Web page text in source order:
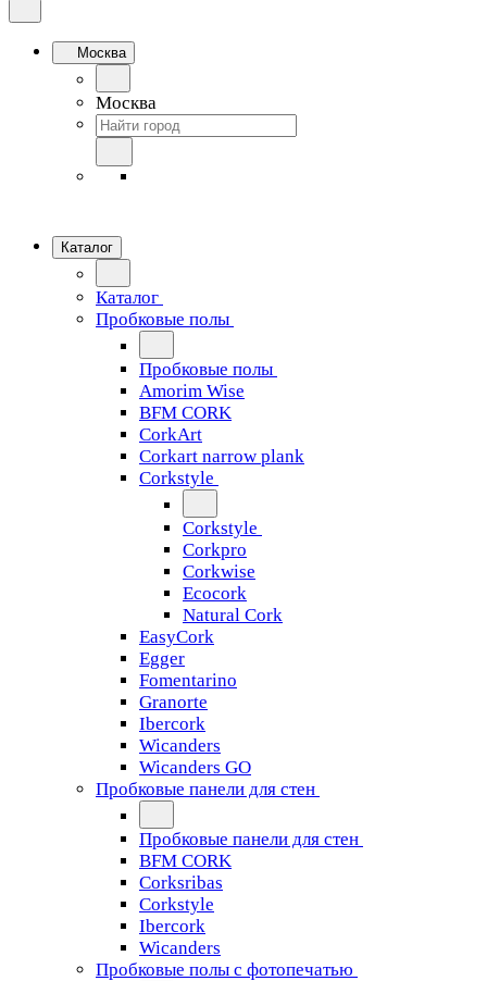
Москва
Москва
Каталог
Каталог
Пробковые полы
Пробковые полы
Amorim Wise
BFM CORK
CorkArt
Corkart narrow plank
Corkstyle
Corkstyle
Corkpro
Corkwise
Ecocork
Natural Cork
EasyCork
Egger
Fomentarino
Granorte
Ibercork
Wicanders
Wicanders GO
Пробковые панели для стен
Пробковые панели для стен
BFM CORK
Corksribas
Corkstyle
Ibercork
Wicanders
Пробковые полы с фотопечатью